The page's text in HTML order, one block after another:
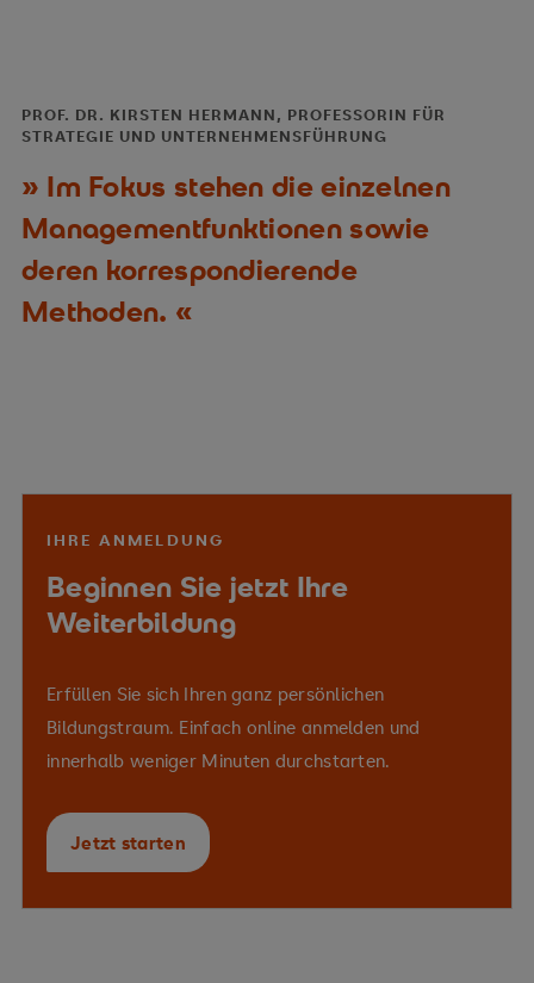
Im Fokus stehen die einzelnen
Managementfunktionen sowie
deren korrespondierende
Methoden.
PROF. DR. KIRSTEN HERMANN, PROFESSORIN FÜR
STRATEGIE UND UNTERNEHMENSFÜHRUNG
IHRE ANMELDUNG
Beginnen Sie jetzt Ihre
Weiterbildung
Erfüllen Sie sich Ihren ganz persönlichen
Bildungstraum. Einfach online anmelden und
innerhalb weniger Minuten durchstarten.
Jetzt starten